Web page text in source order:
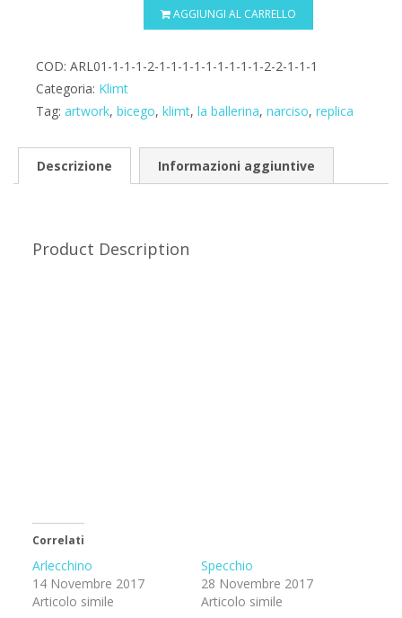
AGGIUNGI AL CARRELLO
COD:ARL01-1-1-1-2-1-1-1-1-1-1-1-1-1-2-2-1-1-1
Categoria: Klimt
Tag:artwork,bicego,klimt,la ballerina,narciso,replica
Descrizione Informazioni aggiuntive
Product Description
Correlati
Arlecchino
14 Novembre 2017
Articolo simile
Specchio
28 Novembre 2017
Articolo simile